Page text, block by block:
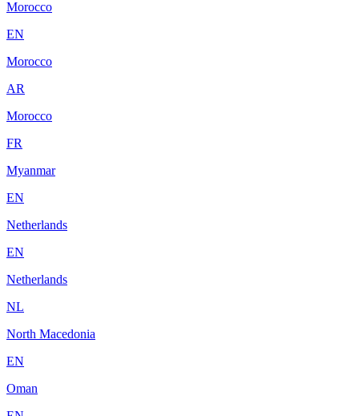
Morocco
EN
Morocco
AR
Morocco
FR
Myanmar
EN
Netherlands
EN
Netherlands
NL
North Macedonia
EN
Oman